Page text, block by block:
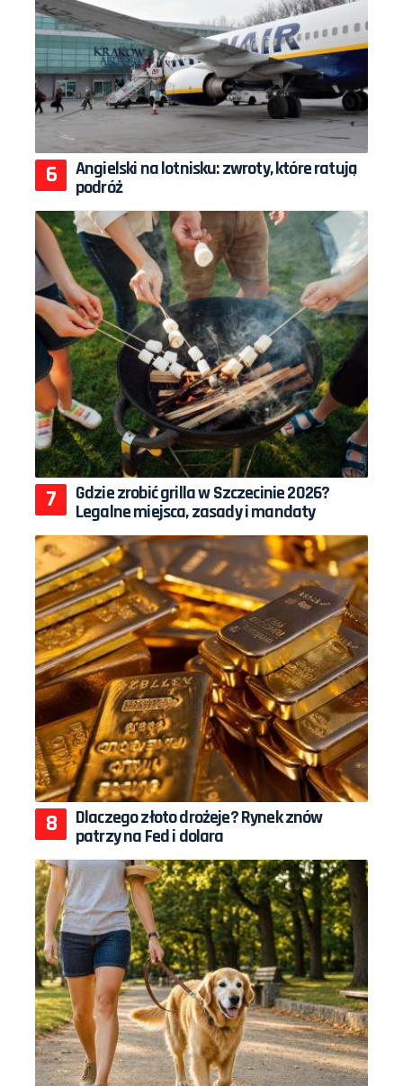
Angielski na lotnisku: zwroty, które ratują
podróż
Gdzie zrobić grilla w Szczecinie 2026?
Legalne miejsca, zasady i mandaty
Dlaczego złoto drożeje? Rynek znów
patrzy na Fed i dolara